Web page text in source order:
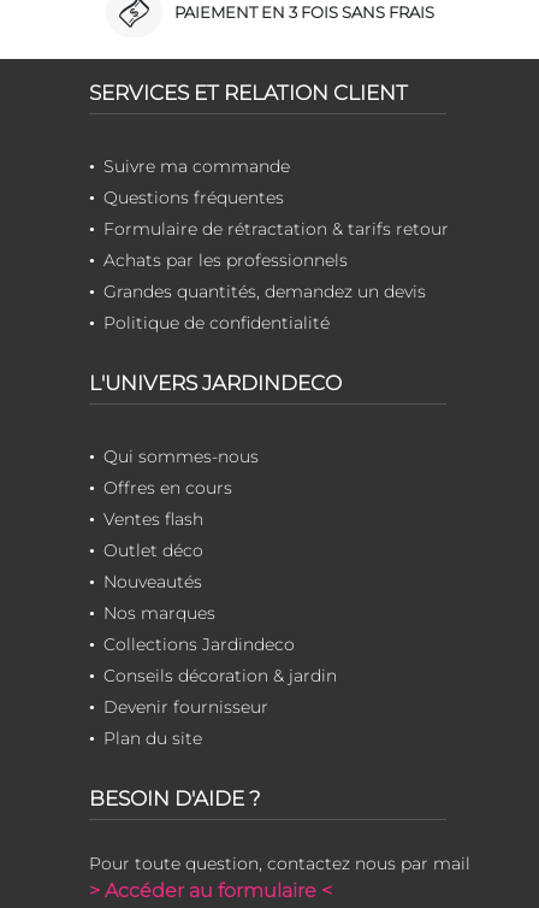
PAIEMENT EN 3 FOIS SANS FRAIS
SERVICES ET RELATION CLIENT
Suivre ma commande
Questions fréquentes
Formulaire de rétractation & tarifs retour
Achats par les professionnels
Grandes quantités, demandez un devis
Politique de confidentialité
L'UNIVERS JARDINDECO
Qui sommes-nous
Offres en cours
Ventes flash
Outlet déco
Nouveautés
Nos marques
Collections Jardindeco
Conseils décoration & jardin
Devenir fournisseur
Plan du site
BESOIN D'AIDE ?
Pour toute question, contactez nous par mail
> Accéder au formulaire <